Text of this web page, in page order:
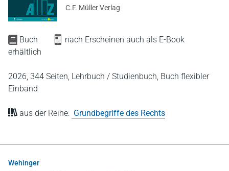
Buch
nach Erscheinen auch als E-Book
erhältlich
2026, 344 Seiten, Lehrbuch / Studienbuch, Buch flexibler
Einband
aus der Reihe: Grundbegriffe des Rechts
C.F. Müller Verlag
Wehinger